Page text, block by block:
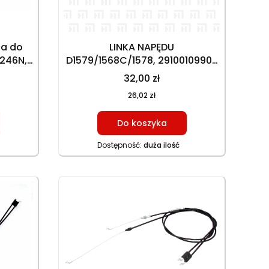
do
LINKA NAPĘDU
D1579/1568C/1578, 29100109901,
29100109902, 29100120001, DŁ.
PANCERZA 119 cm, DŁ.
CAŁKOWITA 143,5 cm, BARYŁKA -
WALEC PODŁUŻNY
32,00 zł
26,02 zł
Do koszyka
Dostępność: duża ilość